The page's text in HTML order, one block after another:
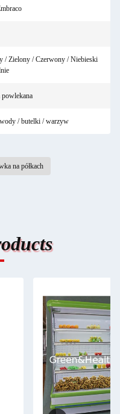
/ Zielony / Czerwony / Niebieski
powlekana
/ butelki / warzyw
na półkach